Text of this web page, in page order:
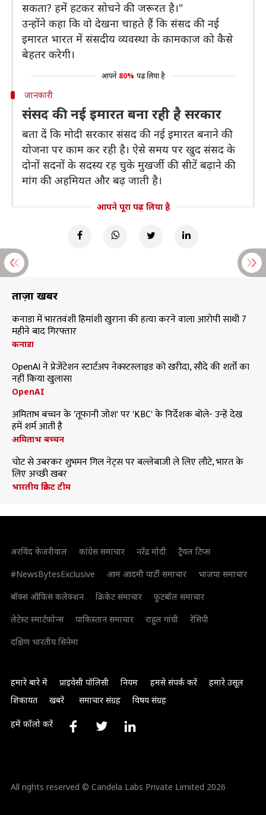
सकता? हमें हटकर सोचने की जरूरत है।"
उन्होंने कहा कि वो देखना चाहते हैं कि संसद की नई
इमारत भारत में संसदीय व्यवस्था के कामकाज को कैसे
बेहतर करेगी।
आपने 80% पढ़ लिया है
जानकारी
संसद की नई इमारत बना रही है सरकार
बता दें कि मोदी सरकार संसद की नई इमारत बनाने की
योजना पर काम कर रही है। ऐसे समय पर खुद संसद के
दोनों सदनों के सदस्य रह चुके मुखर्जी की सीटें बढ़ाने की
मांग की अहमियत और बढ़ जाती है।
आपने पूरा पढ़ लिया है
ताज़ा खबरें
कनाडा में भारतवंशी हिमांशी खुराना की हत्या करने वाला आरोपी साथी 7
महीने बाद गिरफ्तार
कनाडा
OpenAI ने प्रेजेंटेशन स्टार्टअप नेक्स्टस्लाइड को खरीदा, सौदे की शर्तों का
नहीं किया खुलासा
OpenAI
अमिताभ बच्चन के 'तूफानी जोश' पर 'KBC' के निर्देशक बोले- उन्हें देख
हमें शर्म आती है
अमिताभ बच्चन
चोट से उबरकर शुभमन गिल नेट्स पर बल्लेबाजी ले लिए लौटे, भारत के
लिए अच्छी खबर
भारतीय क्रिकेट टीम
अरविंद केजरीवाल कांग्रेस समाचार नरेंद्र मोदी
ट्रैवल टिप्स
#NewsBytesExclusive
आम आदमी पार्टी समाचार
भाजपा समाचार
बॉक्स ऑफिस कलेक्शन
क्रिकेट समाचार
फुटबॉल समाचार
लेटेस्ट स्मार्टफोन्स
पाकिस्तान समाचार राहुल गांधी
रेसिपी
दक्षिण भारतीय सिनेमा
हमारे बारे में प्राइवेसी पॉलिसी नियम हमसे संपर्क करें
हमारे उसूल
शिकायत
खबरें समाचार संग्रह विषय संग्रह
हमें फॉलो करें
All rights reserved © Candela Labs Private Limited 2026